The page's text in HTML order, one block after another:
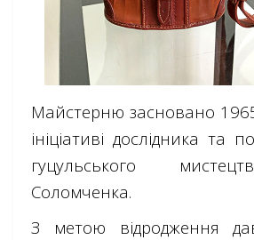
Майстерню засновано
ініціативі дослідника та
гуцульського
Соломченка.
З метою відродження